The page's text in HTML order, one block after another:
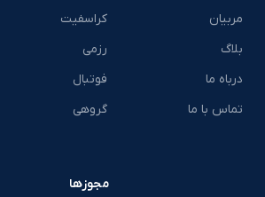
مربیان
بلاگ
درباه ما
تماس با ما
کراسفیت
رزمی
فوتبال
گروهی
مجوزها